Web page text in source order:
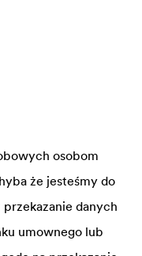
osobom
że jesteśmy do
danych
umownego lub